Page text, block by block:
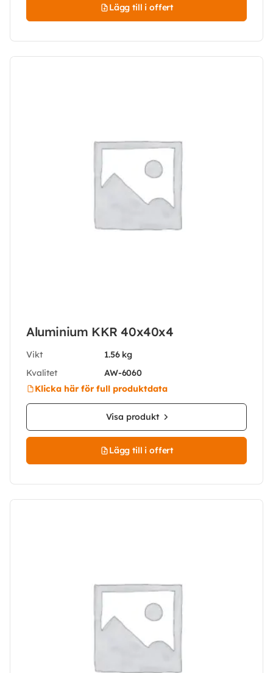
Lägg till i offert
Aluminium KKR 40x40x4
Vikt
1.56 kg
Kvalitet
AW-6060
Klicka här för full produktdata
Visa produkt
Lägg till i offert